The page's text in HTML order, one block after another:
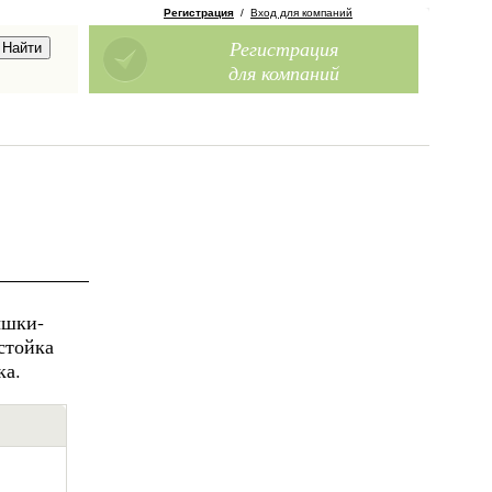
Регистрация / Вход для компаний
Регистрация
для компаний